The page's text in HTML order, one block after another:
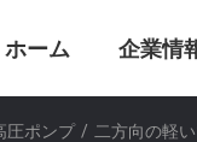
ホーム 企業情
圧ポンプ / 二方向の軽